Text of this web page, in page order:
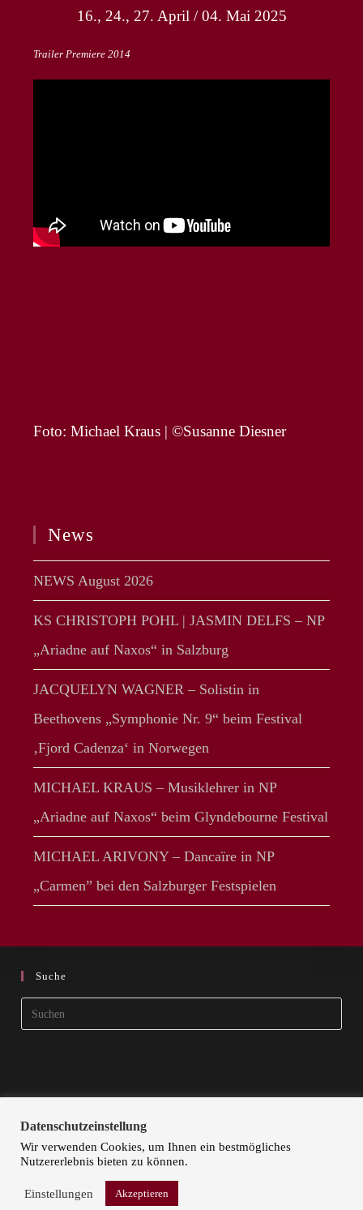
16., 24., 27. April / 04. Mai 2025
Trailer Premiere 2014
Foto: Michael Kraus | ©Susanne Diesner
News
NEWS August 2026
KS CHRISTOPH POHL | JASMIN DELFS – NP
„Ariadne auf Naxos“ in Salzburg
JACQUELYN WAGNER – Solistin in
Beethovens „Symphonie Nr. 9“ beim Festival
‚Fjord Cadenza‘ in Norwegen
MICHAEL KRAUS – Musiklehrer in NP
„Ariadne auf Naxos“ beim Glyndebourne Festival
MICHAEL ARIVONY – Dancaïre in NP
„Carmen” bei den Salzburger Festspielen
Suche
the
STARTSEITE KÜNSTLER | ARTISTS
Datenschutzeinstellung
Wir verwenden Cookies, um Ihnen ein bestmögliches
Nutzererlebnis bieten zu können.
Einstellungen Akzeptieren